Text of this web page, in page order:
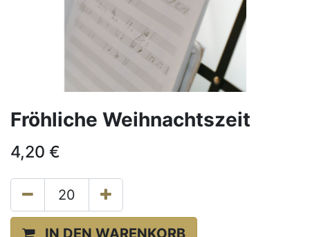
Fröhliche Weihnachtszeit
4,20 €
IN DEN WARENKORB